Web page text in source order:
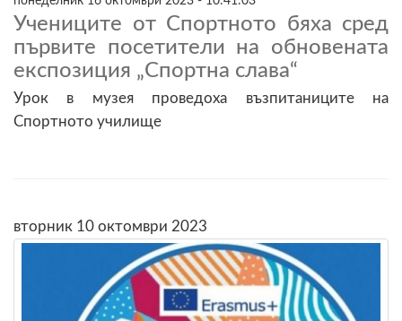
Учениците от Спортното бяха сред
първите посетители на обновената
експозиция „Спортна слава“
Урок в музея проведоха възпитаниците на
Спортното училище
вторник 10 октомври 2023